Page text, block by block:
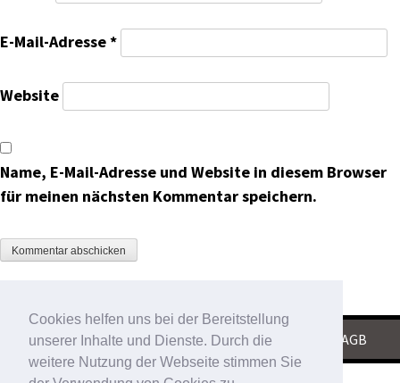
Cookies helfen uns bei der Bereitstellung
unserer Inhalte und Dienste. Durch die
weitere Nutzung der Webseite stimmen Sie
E-Mail-Adresse*
Website
Name, E-Mail-Adresse und Website in diesem Browser
für meinen nächsten Kommentar speichern.
KONTAKT|IMPRESSUM|DATENSCHUTZ AGB